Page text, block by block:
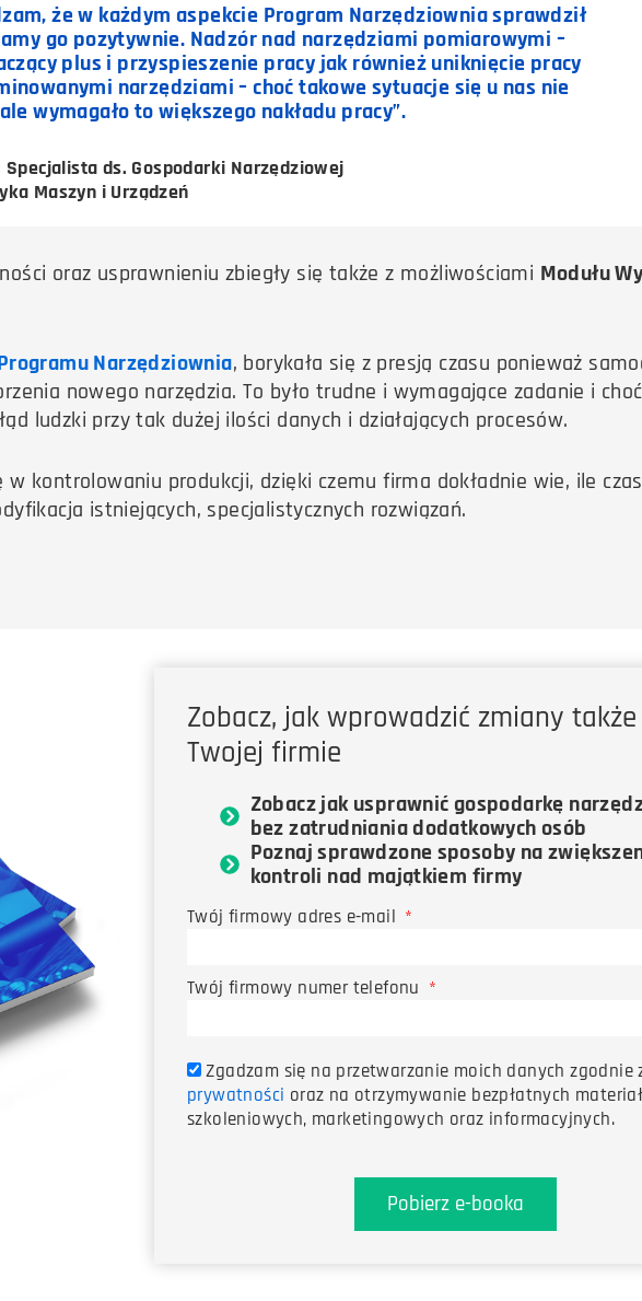
że w każdym aspekcie Program Narzędziownia sprawdził
go pozytywnie. Nadzór nad narzędziami pomiarowymi –
plus i przyspieszenie pracy jak również uniknięcie pracy
narzędziami – choć takowe sytuacje się u nas nie
wymagało to większego nakładu pracy”.
Specjalista ds. Gospodarki Narzędziowej
Maszyn i Urządzeń
oraz usprawnieniu zbiegły się także z możliwościami Modułu
Narzędziownia, borykała się z presją czasu ponieważ
nowego narzędzia. To było trudne i wymagające zadanie i
ludzki przy tak dużej ilości danych i działających procesów.
kontrolowaniu produkcji, dzięki czemu firma dokładnie wie, ile
istniejących, specjalistycznych rozwiązań.
Zobacz, jak wprowadzić zmiany
Twojej firmie
Zobacz jak usprawnić gospodarkę
bez zatrudniania dodatkowych osób
Poznaj sprawdzone sposoby na
kontroli nad majątkiem firmy
Twój firmowy adres e-mail
Twój firmowy numer telefonu
Zgadzam się na przetwarzanie moich danych zgodnie
prywatności oraz na otrzymywanie bezpłatnych
szkoleniowych, marketingowych oraz informacyjnych.
Pobierz e-booka